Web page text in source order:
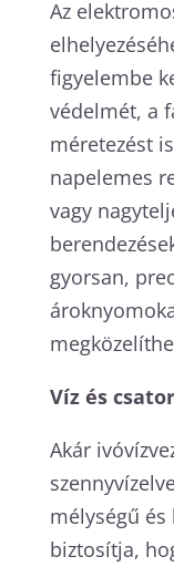
Az
figyelembe
védelmét, a
méretezést
napelemes
vagy
gyorsan,
Víz és
Akár
mélységű
biztosítja,